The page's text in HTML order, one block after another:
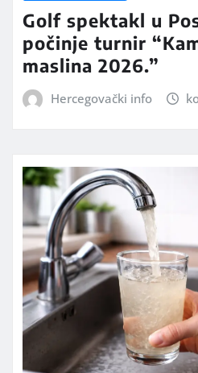
Golf spektakl u
počinje turnir
maslina 2026.”
Hercegovački info